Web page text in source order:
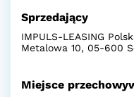
Sprzedający
IMPULS-LEASING
Metalowa 10, 05-600
Miejsce